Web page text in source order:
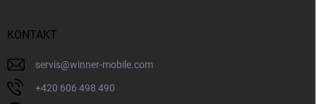
KONTAKT
servis@winner-mobile.com
+420 606 498 490